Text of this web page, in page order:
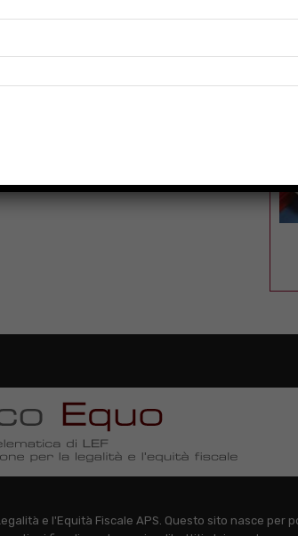
e l'Equità Fiscale APS. Questo sito nasce per